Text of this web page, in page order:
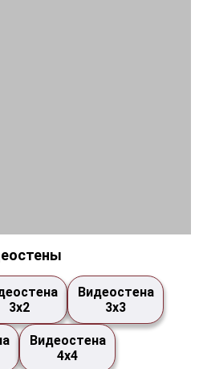
3х2
Видеостена
3х3
Видеостена
4х4